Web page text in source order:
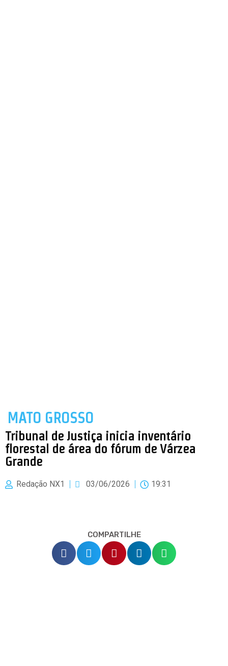
MATO GROSSO
Tribunal de Justiça inicia inventário
florestal de área do fórum de Várzea
Grande
Redação NX1 03/06/2026 19:31
COMPARTILHE